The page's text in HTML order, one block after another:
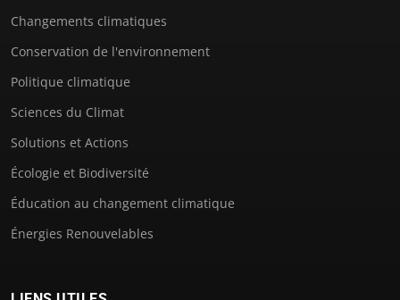
Changements climatiques
Conservation de l'environnement
Politique climatique
Sciences du Climat
Solutions et Actions
Écologie et Biodiversité
Éducation au changement climatique
Énergies Renouvelables